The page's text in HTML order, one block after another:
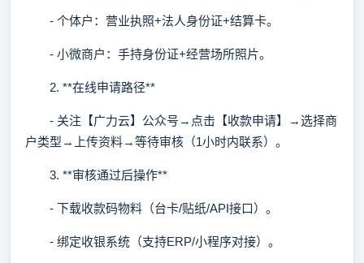
- 个体户：营业执照+法人身份证+结算卡。
- 小微商户：手持身份证+经营场所照片。
2. **在线申请路径**
- 关注【广力云】公众号→点击【收款申请】→选择商
户类型→上传资料→等待审核（1小时内联系）。
3. **审核通过后操作**
- 下载收款码物料（台卡/贴纸/API接口）。
- 绑定收银系统（支持ERP/小程序对接）。